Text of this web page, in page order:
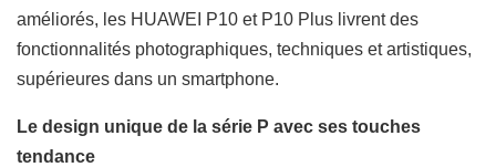
améliorés, les HUAWEI P10 et P10 Plus livrent des
fonctionnalités photographiques, techniques et artistiques,
supérieures dans un smartphone.
Le design unique de la série P avec ses touches
tendance